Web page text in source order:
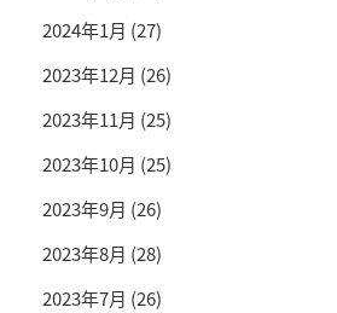
2024年1月 (27)
2023年12月 (26)
2023年11月 (25)
2023年10月 (25)
2023年9月 (26)
2023年8月 (28)
2023年7月 (26)